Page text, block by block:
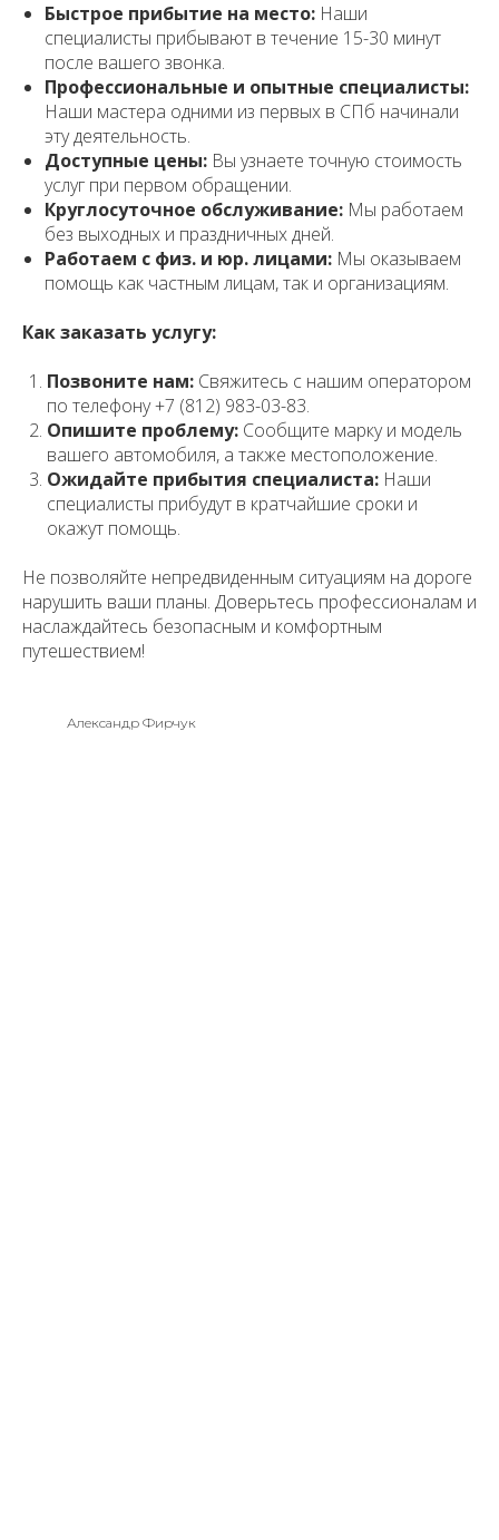
Быстрое прибытие на место: Наши
специалисты прибывают в течение 15-30 минут
после вашего звонка.
Профессиональные и опытные специалисты:
Наши мастера одними из первых в СПб начинали
эту деятельность.
Доступные цены: Вы узнаете точную стоимость
услуг при первом обращении.
Круглосуточное обслуживание: Мы работаем
без выходных и праздничных дней.
Работаем с физ. и юр. лицами: Мы оказываем
помощь как частным лицам, так и организациям.
Как заказать услугу:
Позвоните нам: Свяжитесь с нашим оператором
по телефону +7 (812) 983-03-83.
Опишите проблему: Сообщите марку и модель
вашего автомобиля, а также местоположение.
Ожидайте прибытия специалиста: Наши
специалисты прибудут в кратчайшие сроки и
окажут помощь.
Не позволяйте непредвиденным ситуациям на дороге
нарушить ваши планы. Доверьтесь профессионалам и
наслаждайтесь безопасным и комфортным
путешествием!
Александр Фирчук